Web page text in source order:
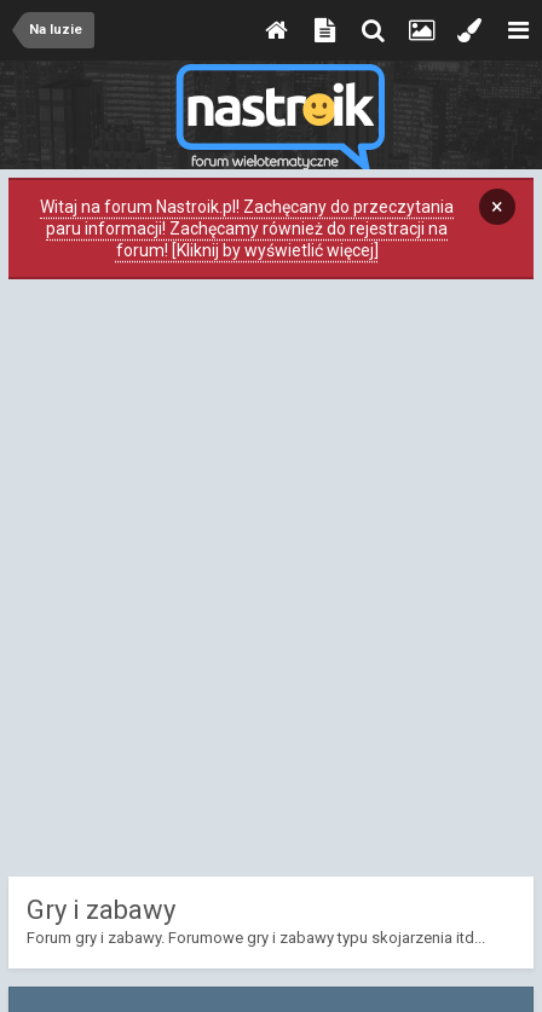
Na luzie
Witaj na forum Nastroik.pl! Zachęcany do przeczytania
paru informacji! Zachęcamy również do rejestracji na
forum! [Kliknij by wyświetlić więcej]
×
Gry i zabawy
Forum gry i zabawy. Forumowe gry i zabawy typu skojarzenia itd...